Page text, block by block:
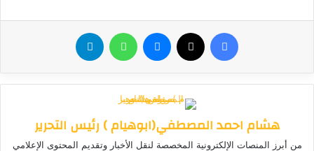
هشام احمد المصطفي(ابوهيام ) رئيس التحرير
من أبرز المنصات الإلكترونية المخصصة لنقل الأخبار وتقديم المحتوى الإعلامي